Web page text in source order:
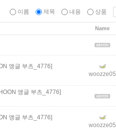
이름 제목 내용 상품
Name
앵글 부츠_4776]
woozze05
앵글 부츠_4776]
앵글 부츠_4776]
woozze05